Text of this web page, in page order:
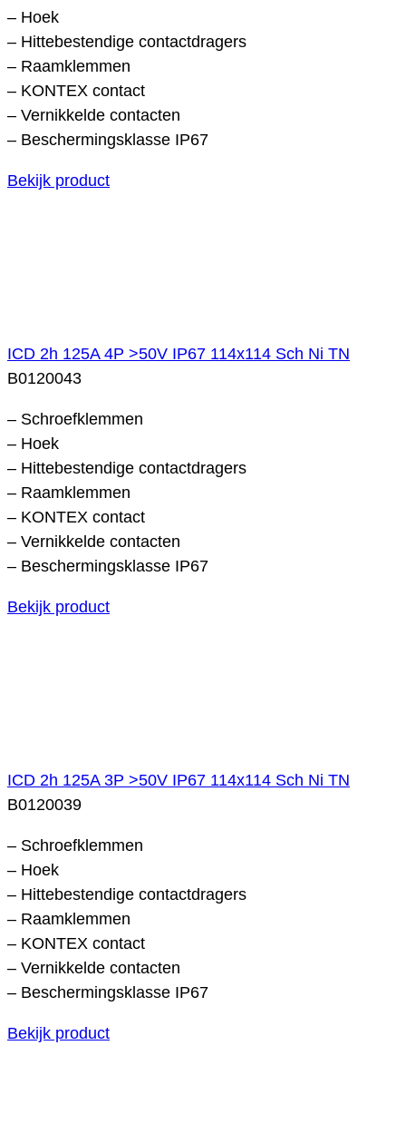
– Hoek
– Hittebestendige contactdragers
– Raamklemmen
– KONTEX contact
– Vernikkelde contacten
– Beschermingsklasse IP67
Bekijk product
ICD 2h 125A 4P >50V IP67 114x114 Sch Ni TN
B0120043
– Schroefklemmen
– Hoek
– Hittebestendige contactdragers
– Raamklemmen
– KONTEX contact
– Vernikkelde contacten
– Beschermingsklasse IP67
Bekijk product
ICD 2h 125A 3P >50V IP67 114x114 Sch Ni TN
B0120039
– Schroefklemmen
– Hoek
– Hittebestendige contactdragers
– Raamklemmen
– KONTEX contact
– Vernikkelde contacten
– Beschermingsklasse IP67
Bekijk product